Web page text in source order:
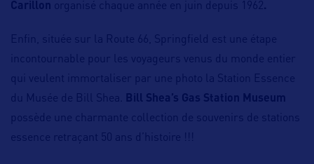
Carillon organisé chaque année en juin depuis 1962.
Enfin, située sur la Route 66, Springfield est une étape
incontournable pour les voyageurs venus du monde entier
qui veulent immortaliser par une photo la Station Essence
du Musée de Bill Shea.
Bill Shea’s Gas Station Museum
possède une charmante collection de souvenirs de stations
essence retraçant 50 ans d’histoire !!!